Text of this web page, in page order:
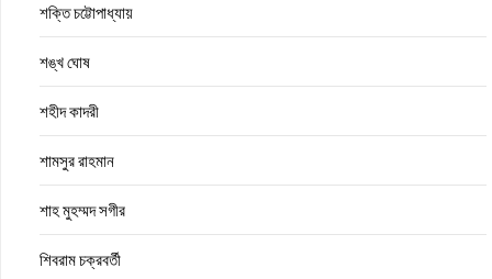
শক্তি চট্টোপাধ্যায়
শঙ্খ ঘোষ
শহীদ কাদরী
শামসুর রাহমান
শাহ মুহম্মদ সগীর
শিবরাম চক্রবর্তী